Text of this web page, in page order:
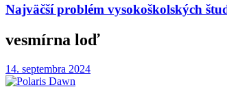
Najväčší problém vysokoškolských
vesmírna loď
14. septembra 2024